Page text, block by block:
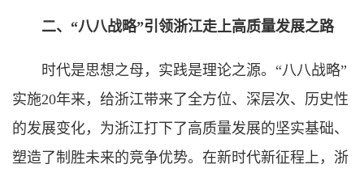
二、“八八战略”引领浙江走上高质量发展之路
时代是思想之母，实践是理论之源。“八八战略”
实施20年来，给浙江带来了全方位、深层次、历史性
的发展变化，为浙江打下了高质量发展的坚实基础、
塑造了制胜未来的竞争优势。在新时代新征程上，浙